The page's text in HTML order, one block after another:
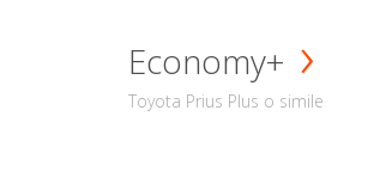
Economy+
Toyota Prius Plus o simile